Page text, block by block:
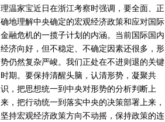
理温家宝近日在浙江考察时强调，要全面、正
确地理解中央确定的宏观经济政策和应对国际
金融危机的一揽子计划的内涵。当前国际国内
经济向好，但不稳定、不确定因素还很多，形
势仍然复杂严峻。我们正处在不进则退的关键
时期。要保持清醒头脑，认清形势，凝聚共
识，把思想统一到中央对形势的分析判断上
来，把行动统一到落实中央的决策部署上来，
坚持宏观经济政策方向不动摇，保持政策的连